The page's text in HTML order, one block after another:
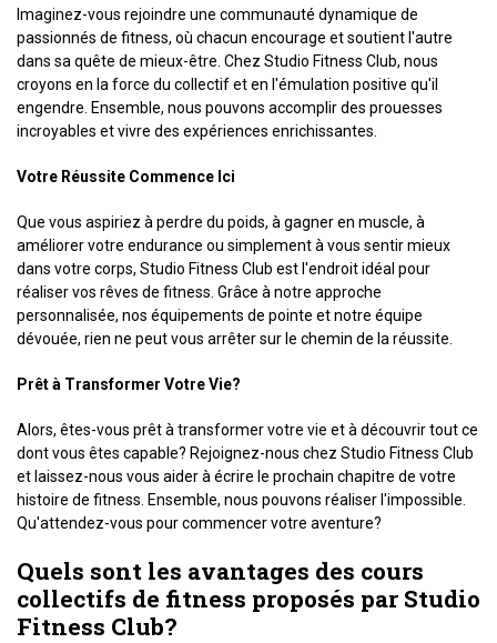
Imaginez-vous rejoindre une communauté dynamique de
passionnés de fitness, où chacun encourage et soutient l'autre
dans sa quête de mieux-être. Chez Studio Fitness Club, nous
croyons en la force du collectif et en l'émulation positive qu'il
engendre. Ensemble, nous pouvons accomplir des prouesses
incroyables et vivre des expériences enrichissantes.
Votre Réussite Commence Ici
Que vous aspiriez à perdre du poids, à gagner en muscle, à
améliorer votre endurance ou simplement à vous sentir mieux
dans votre corps, Studio Fitness Club est l'endroit idéal pour
réaliser vos rêves de fitness. Grâce à notre approche
personnalisée, nos équipements de pointe et notre équipe
dévouée, rien ne peut vous arrêter sur le chemin de la réussite.
Prêt à Transformer Votre Vie?
Alors, êtes-vous prêt à transformer votre vie et à découvrir tout ce
dont vous êtes capable? Rejoignez-nous chez Studio Fitness Club
et laissez-nous vous aider à écrire le prochain chapitre de votre
histoire de fitness. Ensemble, nous pouvons réaliser l'impossible.
Qu'attendez-vous pour commencer votre aventure?
Quels sont les avantages des cours
collectifs de fitness proposés par Studio
Fitness Club?